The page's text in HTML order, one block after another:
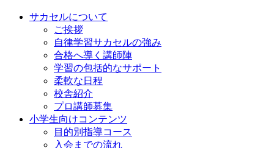
サカセルについて
ご挨拶
自律学習サカセルの強み
合格へ導く講師陣
学習の包括的なサポート
柔軟な日程
校舎紹介
プロ講師募集
小学生向けコンテンツ
目的別指導コース
入会までの流れ